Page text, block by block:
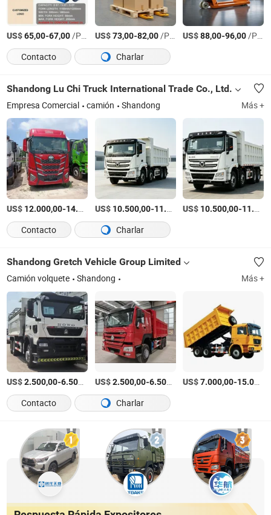
US$65,00-67,00/Pieza US$73,00-82,00/Pieza US$88,00-96,00/Pieza
Contacto
Charlar
Shandong Lu Chi Truck International Trade Co., Ltd.
Empresa Comercial camión Shandong Más +
US$ 12.000,00-14.000,00 /Pieza
US$ 10.500,00-11.000,00 /Pieza
US$ 10.500,00-11.000,00
Contacto Charlar
Shandong Gretch Vehicle Group Limited
Camión volquete Shandong Más +
US$2.500,00-6.500,00 /Pieza
US$2.500,00-6.500,00 /Pieza
US$7.000,00-15.000,00
Contacto Charlar